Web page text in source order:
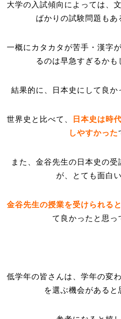
大学の入試傾向によっては、
ばかりの試験問題もあ
一概にカタカタが苦手・漢字
るのは早急すぎるかも
結果的に、日本史にして良か
世界史と比べて、
日本史は時
しやすかった
また、金谷先生の日本史の
が、とても面白
金谷先生の授業を受けられる
て良かったと思っ
低学年の皆さんは、学年の変
を選ぶ機会があると